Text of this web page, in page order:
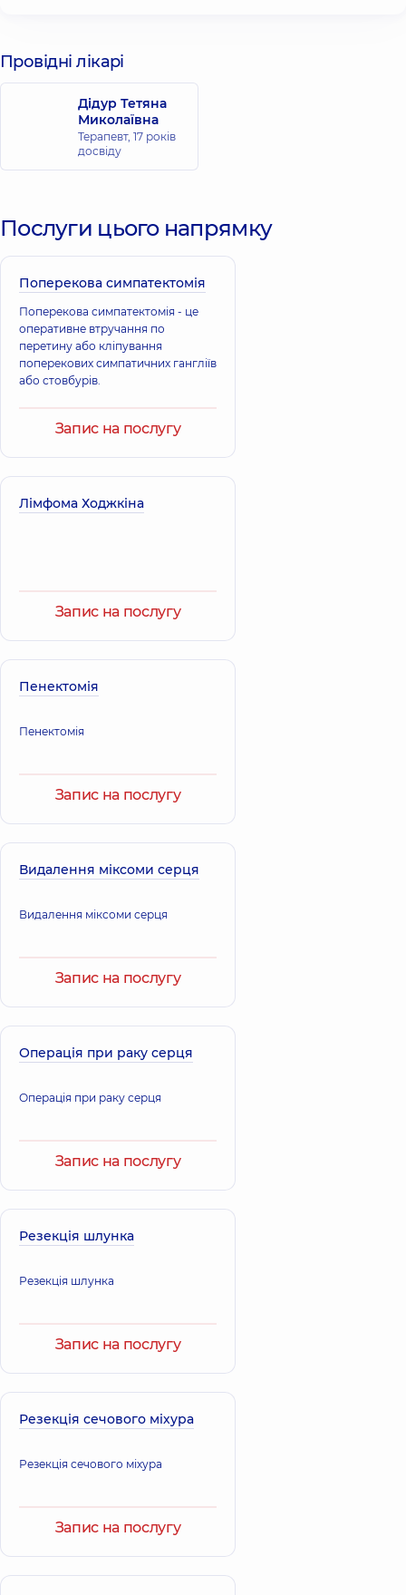
Провідні лікарі
Дідур Тетяна
Миколаївна
Терапевт, 17 років
досвіду
Послуги цього напрямку
Поперекова симпатектомія
Поперекова симпатектомія - це
оперативне втручання по
перетину або кліпування
поперекових симпатичних гангліїв
або стовбурів.
Запис на послугу
Лімфома Ходжкіна
Запис на послугу
Пенектомія
Пенектомія
Запис на послугу
Видалення міксоми серця
Видалення міксоми серця
Запис на послугу
Операція при раку серця
Операція при раку серця
Запис на послугу
Резекція шлунка
Резекція шлунка
Запис на послугу
Резекція сечового міхура
Резекція сечового міхура
Запис на послугу